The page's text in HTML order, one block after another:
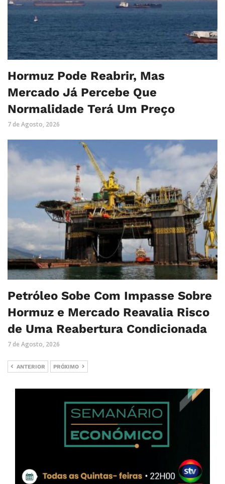
Hormuz Pode Reabrir, Mas
Mercado Já Percebe Que
Normalidade Terá Um Preço
7 de Agosto, 2026
Petróleo Sobe Com Impasse Sobre
Hormuz e Mercado Reavalia Risco
de Uma Reabertura Condicionada
7 de Agosto, 2026
ANTERIOR PRÓXIMO